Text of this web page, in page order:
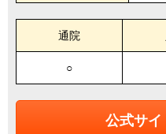
通院
○
公式サイ